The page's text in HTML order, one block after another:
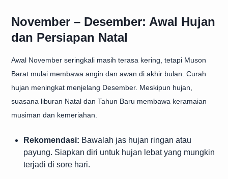
November – Desember: Awal Hujan
dan Persiapan Natal
Awal November seringkali masih terasa kering, tetapi Muson
Barat mulai membawa angin dan awan di akhir bulan. Curah
hujan meningkat menjelang Desember. Meskipun hujan,
suasana liburan Natal dan Tahun Baru membawa keramaian
musiman dan kemeriahan.
Rekomendasi: Bawalah jas hujan ringan atau
payung. Siapkan diri untuk hujan lebat yang mungkin
terjadi di sore hari.